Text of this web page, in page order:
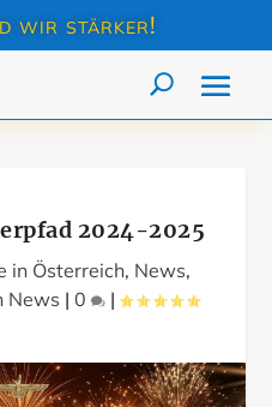
wir stärker!
2024-2025
in Österreich, News,
News | 0 |